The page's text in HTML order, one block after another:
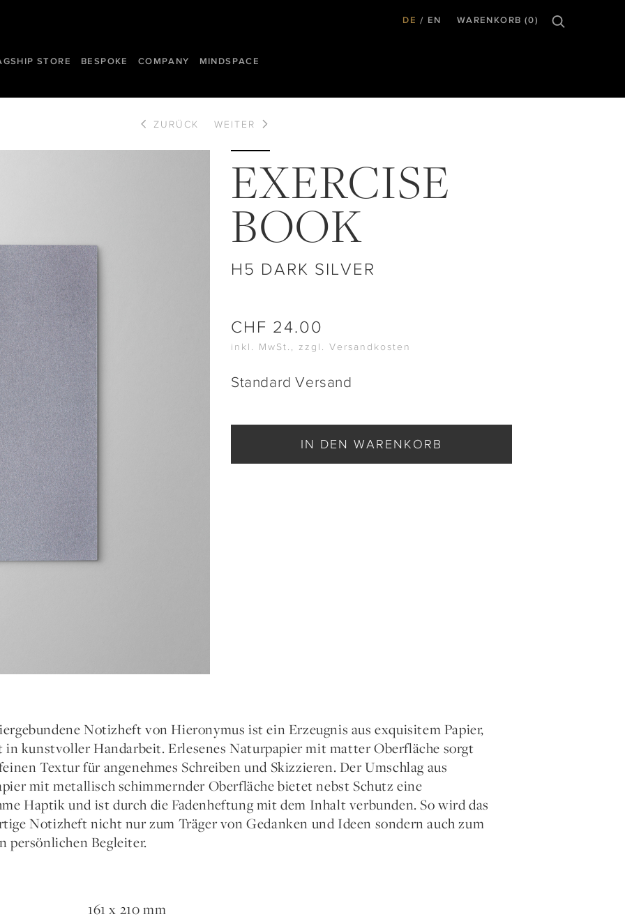
DE EN WARENKORB (0)
STORE BESPOKE COMPANY MINDSPACE
ZURÜCK WEITER
EXERCISE
BOOK
H5 DARK SILVER
CHF 24.00
inkl. MwSt., zzgl. Versandkosten
Standard Versand
IN DEN WARENKORB
Notizheft von Hieronymus ist ein Erzeugnis aus exquisitem Papier,
in kunstvoller Handarbeit. Erlesenes Naturpapier mit matter Oberfläche sorgt
Textur für angenehmes Schreiben und Skizzieren. Der Umschlag aus
mit metallisch schimmernder Oberfläche bietet nebst Schutz eine
Haptik und ist durch die Fadenheftung mit dem Inhalt verbunden. So wird das
Notizheft nicht nur zum Träger von Gedanken und Ideen sondern auch zum
persönlichen Begleiter.
161 x 210 mm